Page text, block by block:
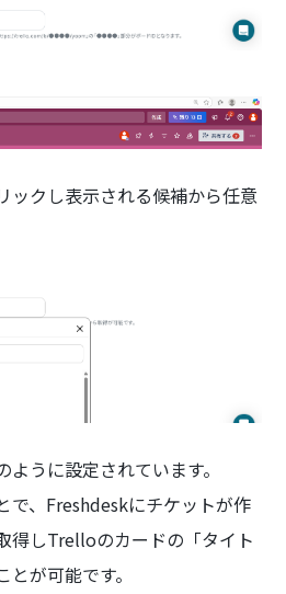
ックし表示される候補から任意
うに設定されています。
で、Freshdeskにチケットが作
得しTrelloのカードの「タイト
が可能です。